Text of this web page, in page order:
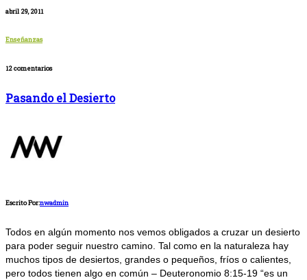
abril 29, 2011
Enseñanzas
12 comentarios
Pasando el Desierto
Escrito Por:nwadmin
Todos en algún momento nos vemos obligados a cruzar un desierto
para poder seguir nuestro camino. Tal como en la naturaleza hay
muchos tipos de desiertos, grandes o pequeños, fríos o calientes,
pero todos tienen algo en común – Deuteronomio 8:15-19 “es un